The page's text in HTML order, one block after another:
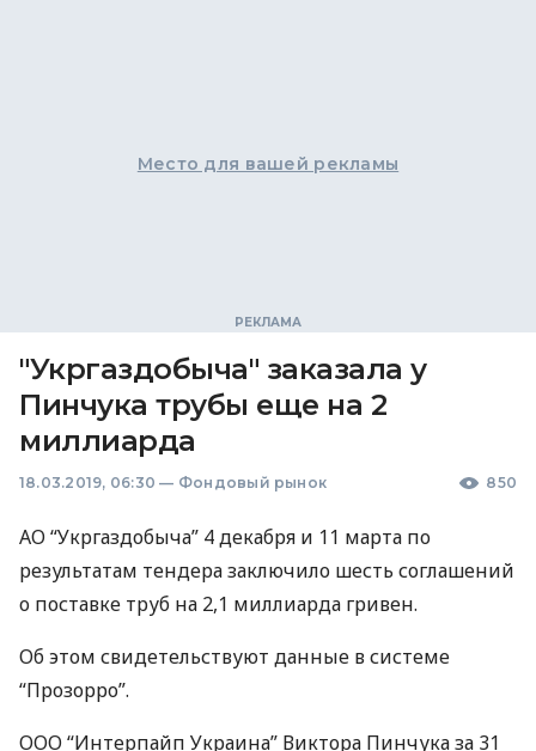
Место для вашей рекламы
"Укргаздобыча" заказала у
Пинчука трубы еще на 2
миллиарда
18.03.2019, 06:30 — Фондовый рынок 850
АО “Укргаздобыча” 4 декабря и 11 марта по
результатам тендера заключило шесть соглашений
о поставке труб на 2,1 миллиарда гривен.
Об этом свидетельствуют данные в системе
“Прозорро”.
ООО “Интерпайп Украина” Виктора Пинчука за 31